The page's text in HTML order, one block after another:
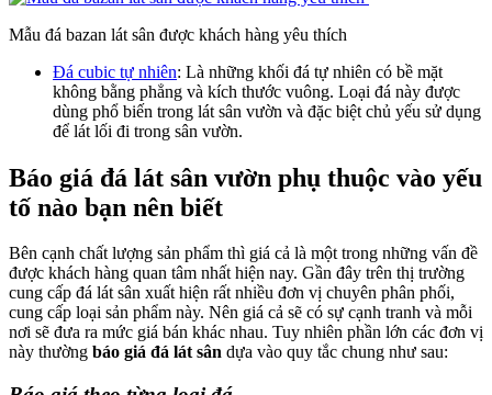
Mẫu đá bazan lát sân được khách hàng yêu thích
Đá cubic tự nhiên: Là những khối đá tự nhiên có bề mặt
không bằng phẳng và kích thước vuông. Loại đá này được
dùng phổ biến trong lát sân vườn và đặc biệt chủ yếu sử dụng
để lát lối đi trong sân vườn.
Báo giá đá lát sân vườn phụ thuộc vào yếu
tố nào bạn nên biết
Bên cạnh chất lượng sản phẩm thì giá cả là một trong những vấn đề
được khách hàng quan tâm nhất hiện nay. Gần đây trên thị trường
cung cấp đá lát sân xuất hiện rất nhiều đơn vị chuyên phân phối,
cung cấp loại sản phẩm này. Nên giá cả sẽ có sự cạnh tranh và mỗi
nơi sẽ đưa ra mức giá bán khác nhau. Tuy nhiên phần lớn các đơn vị
này thường báo giá đá lát sân dựa vào quy tắc chung như sau: